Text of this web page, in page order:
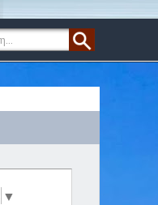
▼